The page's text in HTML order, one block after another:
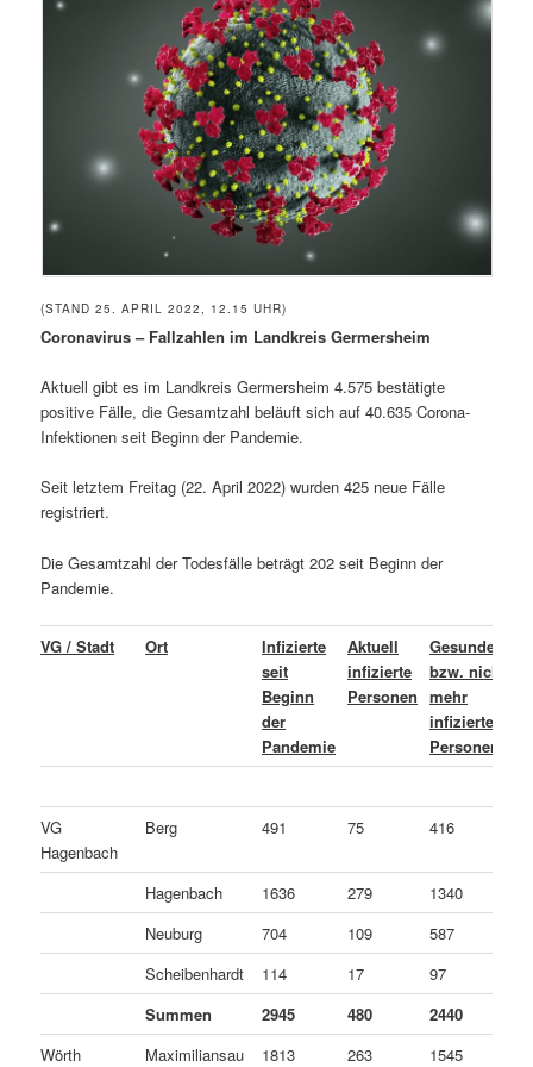
(STAND 25. APRIL 2022, 12.15 UHR)
Coronavirus – Fallzahlen im Landkreis Germersheim
Aktuell gibt es im Landkreis Germersheim 4.575 bestätigte
positive Fälle, die Gesamtzahl beläuft sich auf 40.635 Corona-
Infektionen seit Beginn der Pandemie.
Seit letztem Freitag (22. April 2022) wurden 425 neue Fälle
registriert.
Die Gesamtzahl der Todesfälle beträgt 202 seit Beginn der
Pandemie.
VG / Stadt Ort
Infizierte
seit
Beginn
der
Pandemie
Aktuell
infizierte
Personen
Gesundete
bzw. nicht
mehr
infizierte
Personen
VG
Hagenbach
Berg 491 75 416
Hagenbach 1636 279 1340
Neuburg
704 109 587
Scheibenhardt
114 17 97
Summen
2945 480 2440
Wörth
Maximiliansau 1813 263 1545